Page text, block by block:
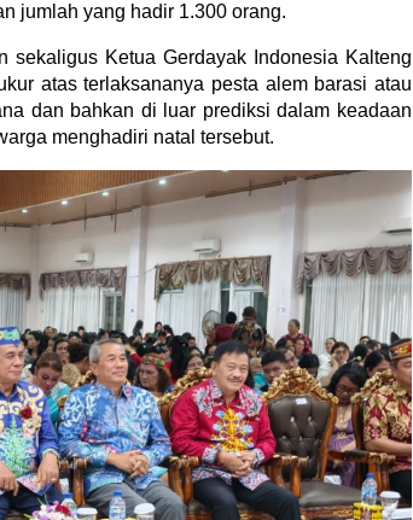
jumlah yang hadir 1.300 orang.
sekaligus Ketua Gerdayak Indonesia Kalteng
atas terlaksananya pesta alem barasi atau
dan bahkan di luar prediksi dalam keadaan
menghadiri natal tersebut.